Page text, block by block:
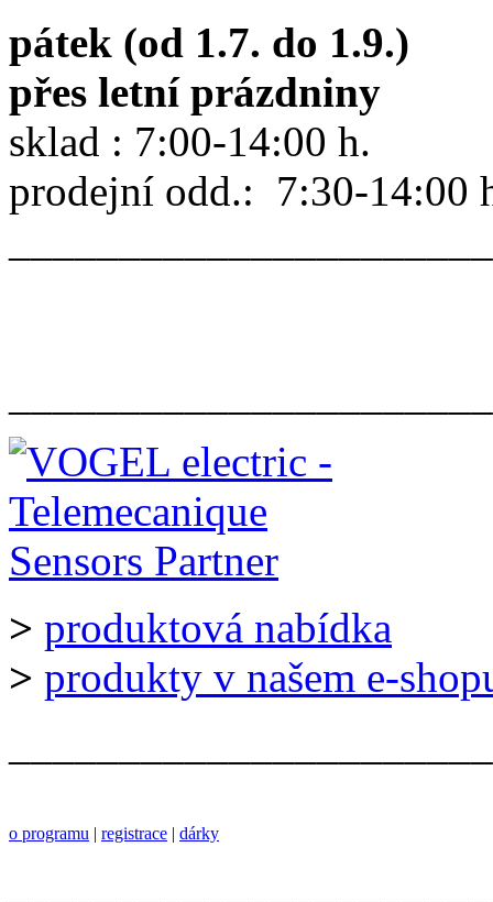
pátek (od 1.7. do 1.9.)
přes letní prázdniny
sklad : 7:00-14:00 h.
prodejní odd.: 7:30-14:00
> produktová nabídka
> produkty v našem e-
o programu | registrace | dárky